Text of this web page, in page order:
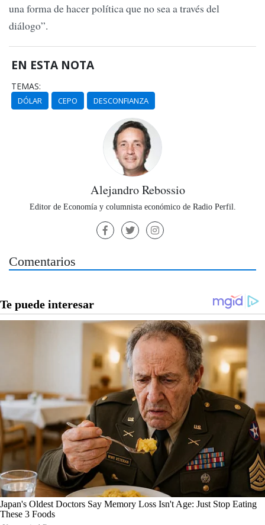
una forma de hacer política que no sea a través del
diálogo”.
EN ESTA NOTA
TEMAS:
DÓLAR CEPO DESCONFIANZA
Alejandro Rebossio
Editor de Economía y columnista económico de Radio Perfil.
Comentarios